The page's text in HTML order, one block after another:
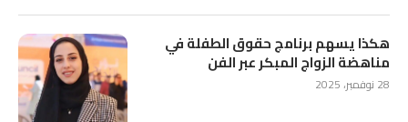
هكذا يسهم برنامج حقوق الطفلة في
مناهضة الزواج المبكر عبر الفن
28 نوفمبر، 2025